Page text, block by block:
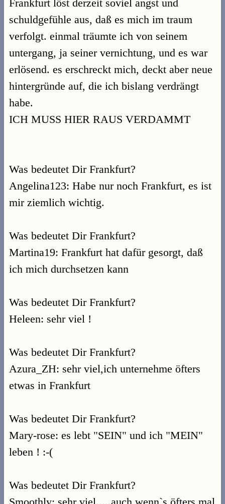
Frankfurt löst derzeit soviel angst und
schuldgefühle aus, daß es mich im traum
verfolgt. einmal träumte ich von seinem
untergang, ja seiner vernichtung, und es war
erlösend. es erschreckt mich, deckt aber neue
hintergründe auf, die ich bislang verdrängt
habe.
ICH MUSS HIER RAUS VERDAMMT
Was bedeutet Dir Frankfurt?
Angelina123: Habe nur noch Frankfurt, es ist
mir ziemlich wichtig.
Was bedeutet Dir Frankfurt?
Martina19: Frankfurt hat dafür gesorgt, daß
ich mich durchsetzen kann
Was bedeutet Dir Frankfurt?
Heleen: sehr viel !
Was bedeutet Dir Frankfurt?
Azura_ZH: sehr viel,ich unternehme öfters
etwas in Frankfurt
Was bedeutet Dir Frankfurt?
Mary-rose: es lebt "SEIN" und ich "MEIN"
leben ! :-(
Was bedeutet Dir Frankfurt?